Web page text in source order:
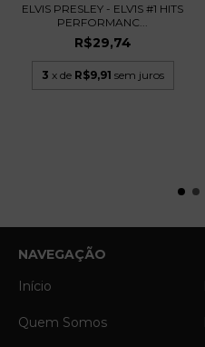
ELVIS PRESLEY - ELV1S #1 HITS
PERFORMANC...
R$29,74
3 x de R$9,91 sem juros
NAVEGAÇÃO
Início
Quem Somos